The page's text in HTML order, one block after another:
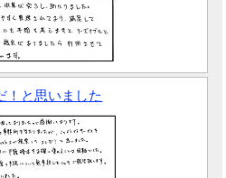
！と思いました